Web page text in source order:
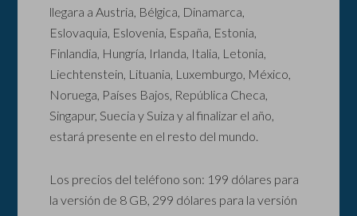
llegara a Austria, Bélgica, Dinamarca,
Eslovaquia, Eslovenia, España, Estonia,
Finlandia, Hungría, Irlanda, Italia, Letonia,
Liechtenstein, Lituania, Luxemburgo, México,
Noruega, Países Bajos, República Checa,
Singapur, Suecia y Suiza y al finalizar el año,
estará presente en el resto del mundo.
Los precios del teléfono son: 199 dólares para
la versión de 8 GB, 299 dólares para la versión